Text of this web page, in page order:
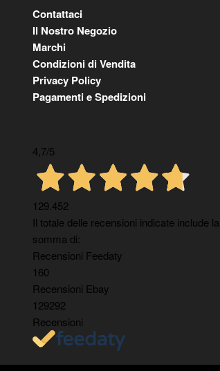
Contattaci
Il Nostro Negozio
Marchi
Condizioni di Vendita
Privacy Policy
Pagamenti e Spedizioni
4,7/5
129.452
Il totale delle recensioni indicate include la
somma di:
Recensioni Feedaty
160
Recensioni Ebay
129292
Recensioni